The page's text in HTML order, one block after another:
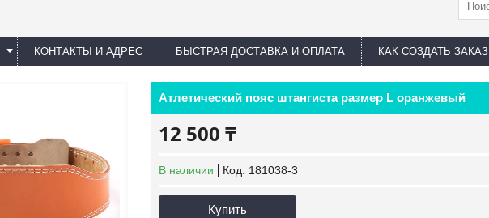
КОНТАКТЫ И АДРЕС БЫСТРАЯ ДОСТАВКА И ОПЛАТА КАК СОЗДАТЬ ЗАКАЗ
Атлетический пояс штангиста размер L оранжевый
12 500 ₸
В наличии Код: 181038-3
Купить